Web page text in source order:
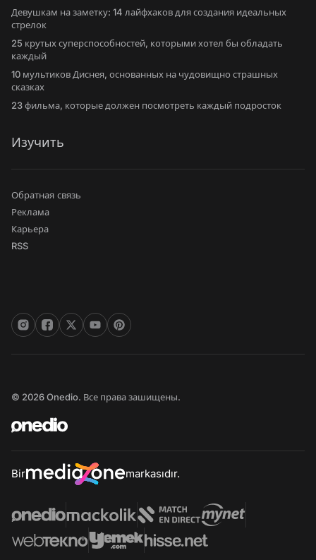
Девушкам на заметку: 14 лайфхаков для создания идеальных
стрелок
25 крутых суперспособностей, которыми хотел бы обладать
каждый
10 мультиков Диснея, основанных на чудовищно страшных
сказках
23 фильма, которые должен посмотреть каждый подросток
Изучить
Обратная связь
Реклама
Карьера
RSS
© 2026 Onedio. Все права зашищены.
Bir markasıdır.